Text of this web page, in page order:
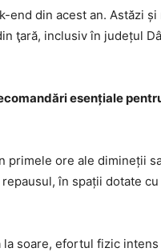
din acest an. Astăzi și
ţară, inclusiv în județul
esențiale
primele ore ale dimineții
în spații dotate
soare, efortul fizic intens